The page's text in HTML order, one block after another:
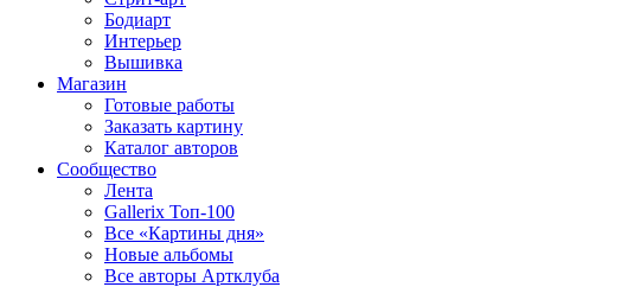
Бодиарт
Интерьер
Вышивка
Магазин
Готовые работы
Заказать картину
Каталог авторов
Сообщество
Лента
Gallerix Топ-100
Все «Картины дня»
Новые альбомы
Все авторы Артклуба